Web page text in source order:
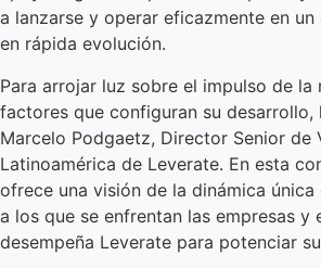
a lanzarse y operar eficazmente en
en rápida evolución.
Para arrojar luz sobre el impulso de la
factores que configuran su desarrollo,
Marcelo Podgaetz, Director Senior de
Latinoamérica de Leverate. En esta
ofrece una visión de la dinámica única
a los que se enfrentan las empresas y
desempeña Leverate para potenciar